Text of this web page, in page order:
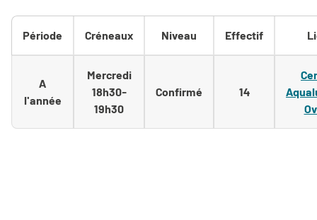
Période Créneaux Niveau Effectif
A
l'année
Mercredi
18h30-
19h30
Confirmé 14